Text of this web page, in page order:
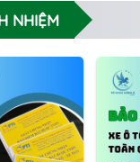
NHIỆM